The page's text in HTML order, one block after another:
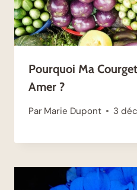
Pourquoi Ma
Amer ?
Par Marie Dupont 3